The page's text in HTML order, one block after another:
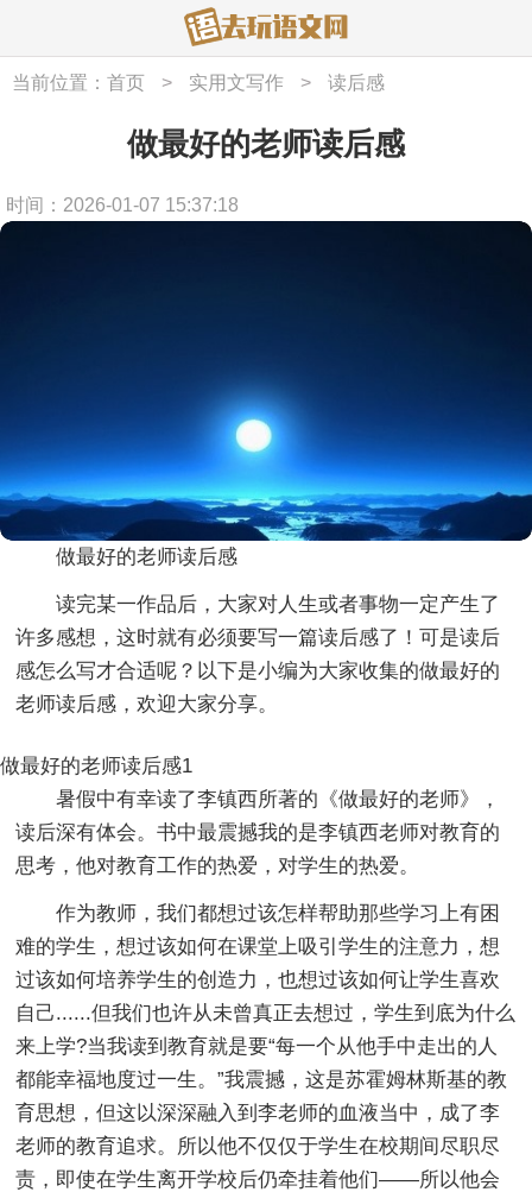
当前位置： 首页 > 实用文写作 > 读后感
做最好的老师读后感
时间：2026-01-07 15:37:18
做最好的老师读后感
读完某一作品后，大家对人生或者事物一定产生了
许多感想，这时就有必须要写一篇读后感了！可是读后
感怎么写才合适呢？以下是小编为大家收集的做最好的
老师读后感，欢迎大家分享。
做最好的老师读后感1
暑假中有幸读了李镇西所著的《做最好的老师》，
读后深有体会。书中最震撼我的是李镇西老师对教育的
思考，他对教育工作的热爱，对学生的热爱。
作为教师，我们都想过该怎样帮助那些学习上有困
难的学生，想过该如何在课堂上吸引学生的注意力，想
过该如何培养学生的创造力，也想过该如何让学生喜欢
自己......但我们也许从未曾真正去想过，学生到底为什么
来上学?当我读到教育就是要“每一个从他手中走出的人
都能幸福地度过一生。”我震撼，这是苏霍姆林斯基的教
育思想，但这以深深融入到李老师的血液当中，成了李
老师的教育追求。所以他不仅仅于学生在校期间尽职尽
责，即使在学生离开学校后仍牵挂着他们——所以他会